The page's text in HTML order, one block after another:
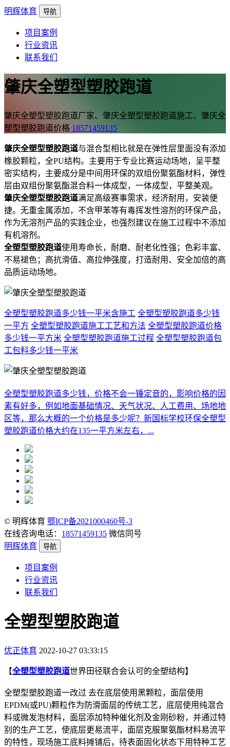
明辉体育 导航
项目案例
行业资讯
联系我们
肇庆全塑型塑胶跑道
肇庆全塑型塑胶跑道厂家、肇庆全塑型塑胶跑道施工、肇庆全
塑型塑胶跑道价格 18571459135
肇庆全塑型塑胶跑道与混合型相比就是在弹性层里面没有添加
橡胶颗粒，全PU结构。主要用于专业比赛运动场地，呈平整
密实结构，主要成分是中间用环保的双组份聚氨酯材料，弹性
层由双组份聚氨酯混合料一体成型，一体成型，平整美观。
肇庆全塑型塑胶跑道满足高级赛事需求，经济耐用，安装便
捷。无重金属添加，不含甲苯等有毒挥发性溶剂的环保产品，
作为无溶剂产品的实践企业，也强烈建议在施工过程中不添加
有机溶剂。
全塑型塑胶跑道使用寿命长，耐磨、耐老化性强；色彩丰富、
不易褪色；高抗滑值、高拉伸强度，打造耐用、安全加倍的高
品质运动场地。
全塑型塑胶跑道多少钱一平米含施工 全塑型塑胶跑道多少钱
一平方 全塑型塑胶跑道施工工艺和方法 全塑型塑胶跑道价格
多少钱一平方米 全塑型塑胶跑道施工过程 全塑型塑胶跑道包
工包料多少钱一平米
全塑型塑胶跑道多少钱，价格不会一锤定音的，影响价格的因
素有好多，例如地面基础情况、天气状况、人工费用、场地地
区等，那么大概的一个价格是多少呢？新国标学校环保全塑型
塑胶跑道价格大约在135一平方米左右，...
© 明辉体育 鄂ICP备2021000460号-3
在线咨询电话： 18571459135 微信同号
明辉体育
导航
项目案例
行业资讯
联系我们
全塑型塑胶跑道
优正体育 2022-10-27 03:33:15
【全塑型塑胶跑道世界田径联合会认可的全塑结构】
全塑型塑胶跑道一改过 去在底层使用黑颗粒，面层使用
EPDM(或PU)颗粒作为防滑面层的传统工艺，底层使用纯混合
料或微发泡材料，面层添加特种催化剂及金刚砂粉，并通过特
别的生产工艺，使底层更易流平，面层克服聚氨酯材料易流平
的特性，现场施工底料摊铺后，待表面固化状态下用特种工艺